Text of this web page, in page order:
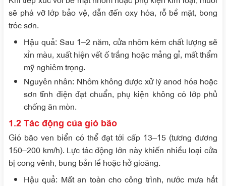
sẽ phá vỡ lớp bảo vệ, dẫn đến oxy hóa, rỗ bề mặt, bong
tróc sơn.
Hậu quả: Sau 1–2 năm, cửa nhôm kém chất lượng sẽ
xỉn màu, xuất hiện vết ố trắng hoặc mảng gỉ, mất thẩm
mỹ nghiêm trọng.
Nguyên nhân: Nhôm không được xử lý anod hóa hoặc
sơn tĩnh điện đạt chuẩn, phụ kiện không có lớp phủ
chống ăn mòn.
1.2 Tác động của gió bão
Gió bão ven biển có thể đạt tới cấp 13–15 (tương đương
150–200 km/h). Lực tác động lớn này khiến nhiều loại cửa
bị cong vênh, bung bản lề hoặc hở gioăng.
Hậu quả: Mất an toàn cho công trình, nước mưa hắt